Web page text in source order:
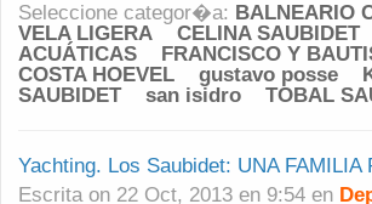
Seleccione categor�a: BALNEARIO
VELA LIGERA
CELINA SAUBIDET
ACUÁTICAS
FRANCISCO Y
COSTA HOEVEL
gustavo posse
SAUBIDET
san isidro TOBAL
Yachting. Los Saubidet: UNA FAMILIA
Escrita on 22 Oct, 2013 en 9:54 en